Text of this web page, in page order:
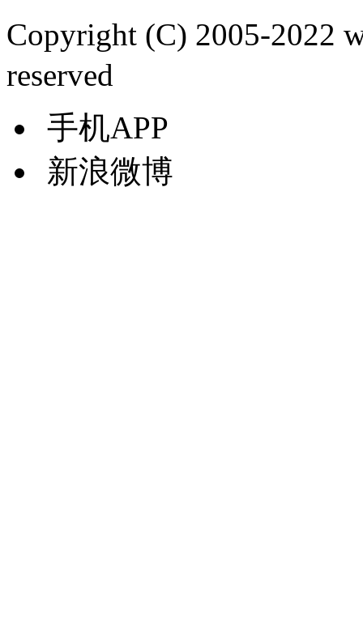
Copyright (C) 2005-2022
reserved
手机APP
新浪微博